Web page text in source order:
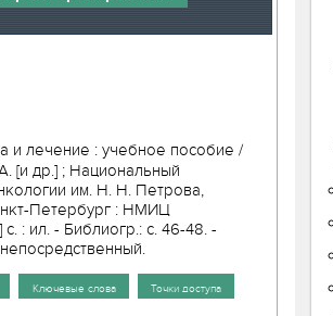
и лечение : учебное пособие /
[и др.] ; Национальный
им. Н. Н. Петрова,
Петербург : НМИЦ
: ил. - Библиогр.: с. 46-48. -
Ключевые слова Точки доступа